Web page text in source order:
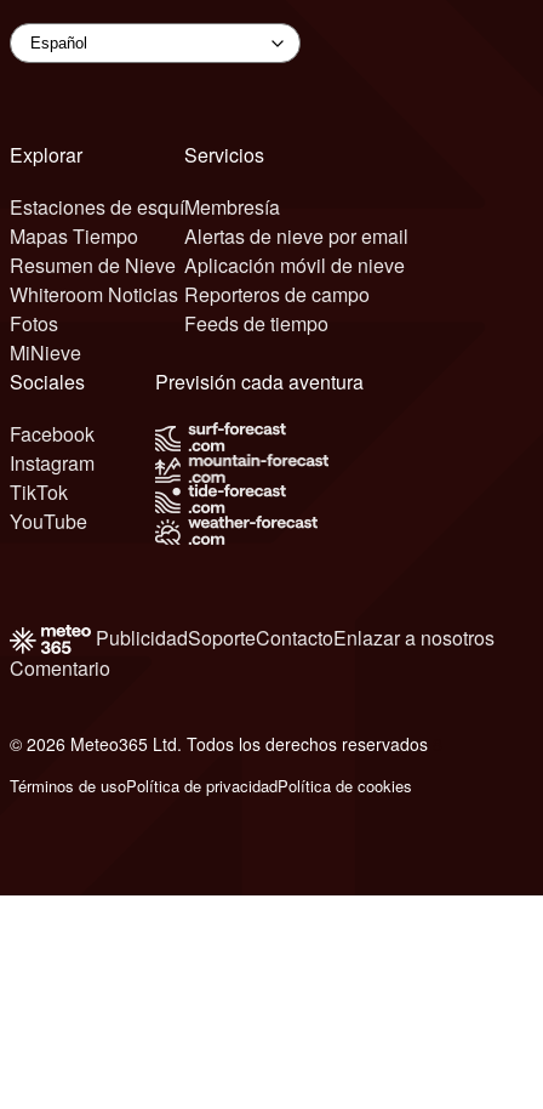
Explorar
Estaciones de esquí
Mapas Tiempo
Resumen de Nieve
Whiteroom Noticias
Fotos
MiNieve
Servicios
Membresía
Alertas de nieve por email
Aplicación móvil de nieve
Reporteros de campo
Feeds de tiempo
Sociales
Facebook
Instagram
TikTok
YouTube
Previsión cada aventura
PublicidadSoporteContactoEnlazar a nosotros
Comentario
© 2026 Meteo365 Ltd. Todos los derechos reservados
Términos de usoPolítica de privacidadPolítica de cookies